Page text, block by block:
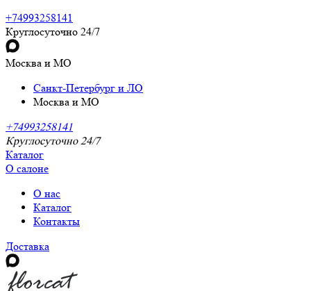
+74993258141
Круглосуточно 24/7
Москва и МО
Санкт-Петербург и ЛО
Москва и МО
+74993258141
Круглосуточно 24/7
Каталог
О салоне
О нас
Каталог
Контакты
Доставка